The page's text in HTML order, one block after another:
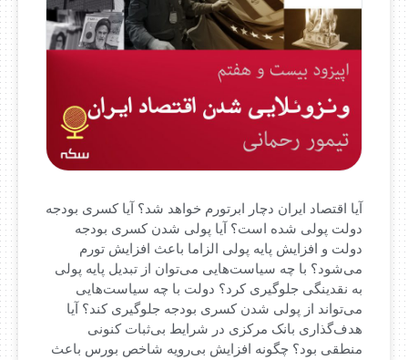
آیا اقتصاد ایران دچار ابرتورم خواهد شد؟ آیا کسری بودجه
دولت پولی شده است؟ آیا پولی شدن کسری بودجه
دولت و افزایش پایه پولی الزاما باعث افزایش تورم
می‌شود؟ با چه سیاست‌هایی می‌توان از تبدیل پایه پولی
به نقدینگی جلوگیری کرد؟ دولت با چه سیاست‌هایی
می‌تواند از پولی شدن کسری بودجه جلوگیری کند؟ آیا
هدف‌گذاری بانک مرکزی در شرایط بی‌ثبات کنونی
منطقی بود؟ چگونه افزایش بی‌رویه شاخص بورس باعث